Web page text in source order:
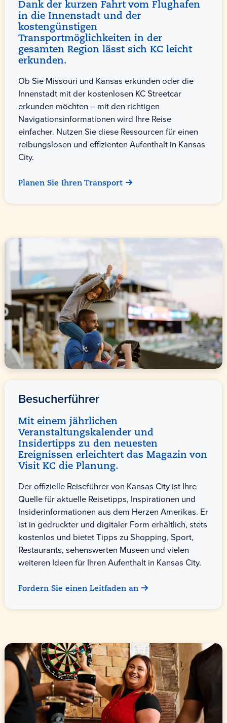
Dank der kurzen Fahrt vom Flughafen
in die Innenstadt und der
kostengünstigen
Transportmöglichkeiten in der
gesamten Region lässt sich KC leicht
erkunden.
Ob Sie Missouri und Kansas erkunden oder die
Innenstadt mit der kostenlosen KC Streetcar
erkunden möchten – mit den richtigen
Navigationsinformationen wird Ihre Reise
einfacher. Nutzen Sie diese Ressourcen für einen
reibungslosen und effizienten Aufenthalt in Kansas
City.
Planen Sie Ihren Transport
Besucherführer
Mit einem jährlichen
Veranstaltungskalender und
Insidertipps zu den neuesten
Ereignissen erleichtert das Magazin von
Visit KC die Planung.
Der offizielle Reiseführer von Kansas City ist Ihre
Quelle für aktuelle Reisetipps, Inspirationen und
Insiderinformationen aus dem Herzen Amerikas. Er
ist in gedruckter und digitaler Form erhältlich, stets
kostenlos und bietet Tipps zu Shopping, Sport,
Restaurants, sehenswerten Museen und vielen
weiteren Ideen für Ihren Aufenthalt in Kansas City.
Fordern Sie einen Leitfaden an